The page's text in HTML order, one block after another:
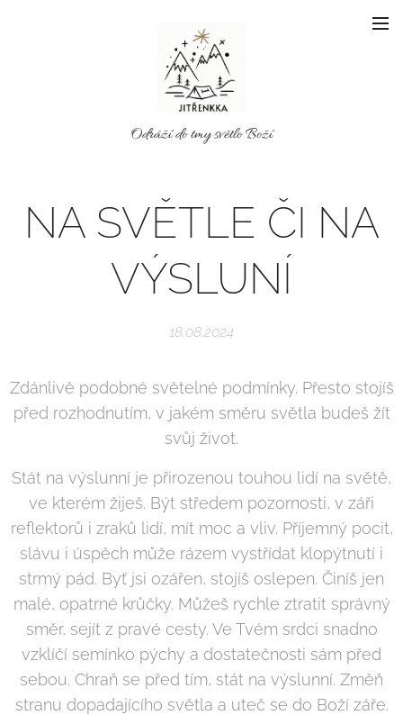
Odráží do tmy světlo Boží
NA SVĚTLE ČI NA
VÝSLUNÍ
18.08.2024
Zdánlivě podobné světelné podmínky. Přesto stojíš
před rozhodnutím, v jakém směru světla budeš žít
svůj život.
Stát na výslunní je přirozenou touhou lidí na světě,
ve kterém žiješ. Být středem pozornosti, v záři
reflektorů i zraků lidí, mít moc a vliv. Příjemný pocit,
slávu i úspěch může rázem vystřídat klopýtnutí i
strmý pád. Byť jsi ozářen, stojíš oslepen. Činíš jen
malé, opatrné krůčky. Můžeš rychle ztratit správný
směr, sejít z pravé cesty. Ve Tvém srdci snadno
vzklíčí semínko pýchy a dostatečnosti sám před
sebou. Chraň se před tím, stát na výslunní. Změň
stranu dopadajícího světla a uteč se do Boží záře.